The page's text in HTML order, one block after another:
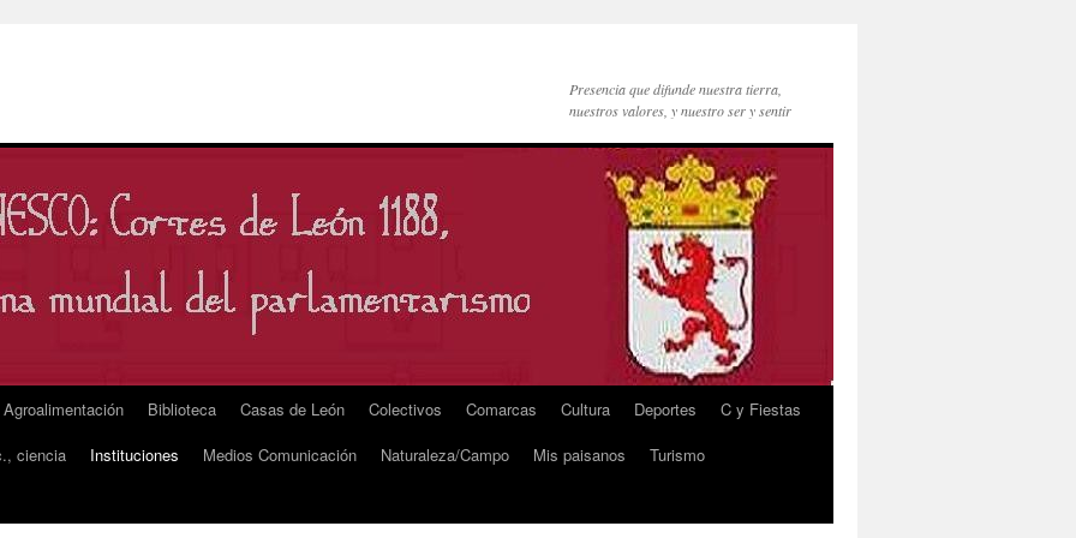
Presencia que difunde nuestra tierra,
nuestros valores, y nuestro ser y sentir
Agroalimentación Biblioteca Casas de León Colectivos Comarcas Cultura Deportes
C y Fiestas
ciencia Instituciones Medios Comunicación Naturaleza/Campo Mis paisanos
Turismo